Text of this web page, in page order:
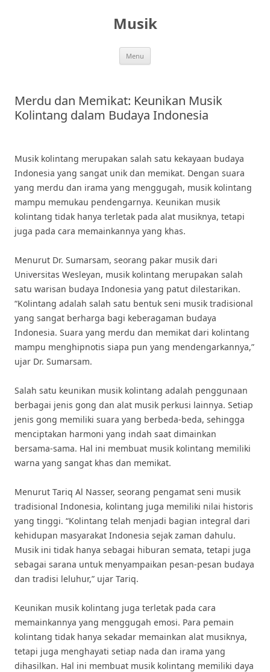
Musik
Menu
Merdu dan Memikat: Keunikan Musik
Kolintang dalam Budaya Indonesia
Musik kolintang merupakan salah satu kekayaan budaya
Indonesia yang sangat unik dan memikat. Dengan suara
yang merdu dan irama yang menggugah, musik kolintang
mampu memukau pendengarnya. Keunikan musik
kolintang tidak hanya terletak pada alat musiknya, tetapi
juga pada cara memainkannya yang khas.
Menurut Dr. Sumarsam, seorang pakar musik dari
Universitas Wesleyan, musik kolintang merupakan salah
satu warisan budaya Indonesia yang patut dilestarikan.
“Kolintang adalah salah satu bentuk seni musik tradisional
yang sangat berharga bagi keberagaman budaya
Indonesia. Suara yang merdu dan memikat dari kolintang
mampu menghipnotis siapa pun yang mendengarkannya,”
ujar Dr. Sumarsam.
Salah satu keunikan musik kolintang adalah penggunaan
berbagai jenis gong dan alat musik perkusi lainnya. Setiap
jenis gong memiliki suara yang berbeda-beda, sehingga
menciptakan harmoni yang indah saat dimainkan
bersama-sama. Hal ini membuat musik kolintang memiliki
warna yang sangat khas dan memikat.
Menurut Tariq Al Nasser, seorang pengamat seni musik
tradisional Indonesia, kolintang juga memiliki nilai historis
yang tinggi. “Kolintang telah menjadi bagian integral dari
kehidupan masyarakat Indonesia sejak zaman dahulu.
Musik ini tidak hanya sebagai hiburan semata, tetapi juga
sebagai sarana untuk menyampaikan pesan-pesan budaya
dan tradisi leluhur,” ujar Tariq.
Keunikan musik kolintang juga terletak pada cara
memainkannya yang menggugah emosi. Para pemain
kolintang tidak hanya sekadar memainkan alat musiknya,
tetapi juga menghayati setiap nada dan irama yang
dihasilkan. Hal ini membuat musik kolintang memiliki daya